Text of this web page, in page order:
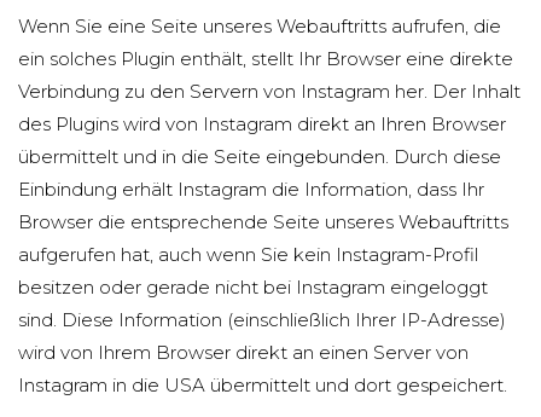
Wenn Sie eine Seite unseres Webauftritts aufrufen, die
ein solches Plugin enthält, stellt Ihr Browser eine direkte
Verbindung zu den Servern von Instagram her. Der Inhalt
des Plugins wird von Instagram direkt an Ihren Browser
übermittelt und in die Seite eingebunden. Durch diese
Einbindung erhält Instagram die Information, dass Ihr
Browser die entsprechende Seite unseres Webauftritts
aufgerufen hat, auch wenn Sie kein Instagram-Profil
besitzen oder gerade nicht bei Instagram eingeloggt
sind. Diese Information (einschließlich Ihrer IP-Adresse)
wird von Ihrem Browser direkt an einen Server von
Instagram in die USA übermittelt und dort gespeichert.